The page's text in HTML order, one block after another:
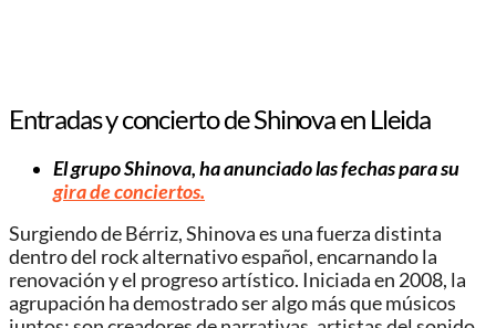
Entradas y concierto de Shinova en Lleida
El grupo Shinova, ha anunciado las fechas para su
gira de conciertos.
Surgiendo de Bérriz, Shinova es una fuerza distinta
dentro del rock alternativo español, encarnando la
renovación y el progreso artístico. Iniciada en 2008, la
agrupación ha demostrado ser algo más que músicos